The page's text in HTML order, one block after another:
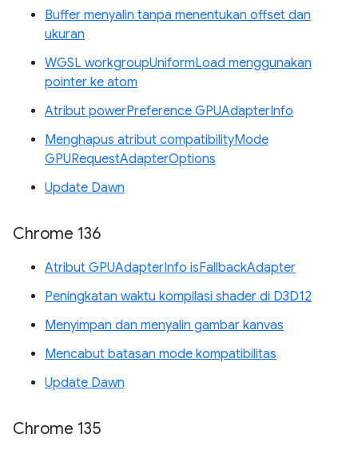
Buffer menyalin tanpa menentukan offset dan
ukuran
WGSL workgroupUniformLoad menggunakan
pointer ke atom
Atribut powerPreference GPUAdapterInfo
Menghapus atribut compatibilityMode
GPURequestAdapterOptions
Update Dawn
Chrome 136
Atribut GPUAdapterInfo isFallbackAdapter
Peningkatan waktu kompilasi shader di D3D12
Menyimpan dan menyalin gambar kanvas
Mencabut batasan mode kompatibilitas
Update Dawn
Chrome 135